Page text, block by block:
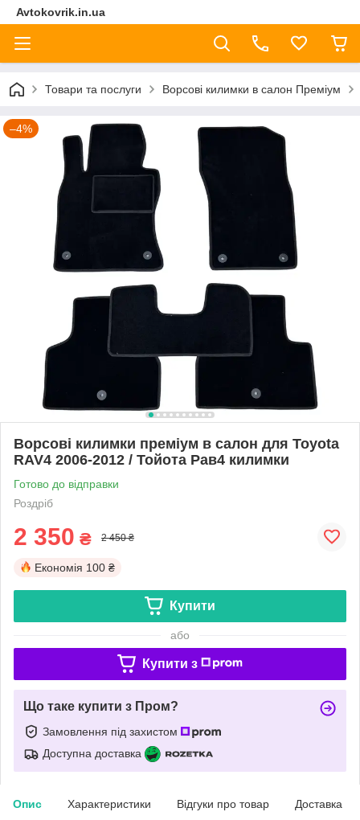
Avtokovrik.in.ua
Товари та послуги Ворсові килимки в салон Преміум
–4%
Ворсові килимки преміум в салон для Toyota
RAV4 2006-2012 / Тойота Рав4 килимки
Готово до відправки
Роздріб
2 350 ₴ 2 450 ₴
Економія 100 ₴
Купити
або
Купити з
Що таке купити з Пром?
Замовлення під захистом
Доступна доставка
Опис Характеристики Відгуки про товар Доставка